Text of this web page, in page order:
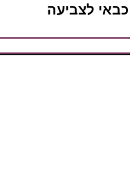
כבאי לצביעה